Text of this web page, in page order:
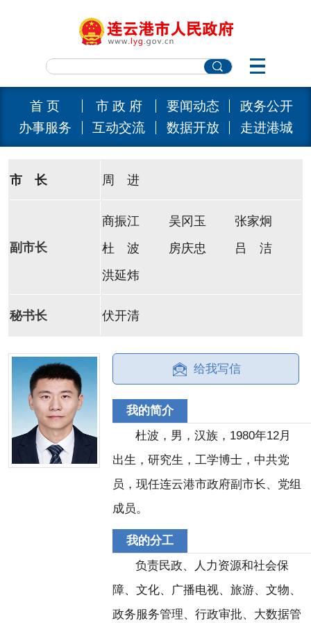
首 页 市 政 府 要闻动态
政务公开
办事服务
互动交流 数据开放 走进港城
市 长 周 进
副市长
商振江 吴冈玉
张家炯
杜 波
房庆忠
吕 洁
洪延炜
秘书长 伏开清
给我写信
我的简介
杜波，男，汉族，1980年12月
出生，研究生，工学博士，中共党
员，现任连云港市政府副市长、党组
成员。
我的分工
负责民政、人力资源和社会保
障、文化、广播电视、旅游、文物、
政务服务管理、行政审批、大数据管